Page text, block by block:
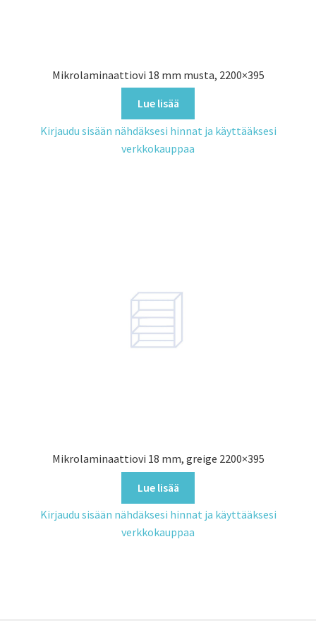
Mikrolaminaattiovi 18 mm musta, 2200×395
Lue lisää
Kirjaudu sisään nähdäksesi hinnat ja käyttääksesi
verkkokauppaa
Mikrolaminaattiovi 18 mm, greige 2200×395
Lue lisää
Kirjaudu sisään nähdäksesi hinnat ja käyttääksesi
verkkokauppaa